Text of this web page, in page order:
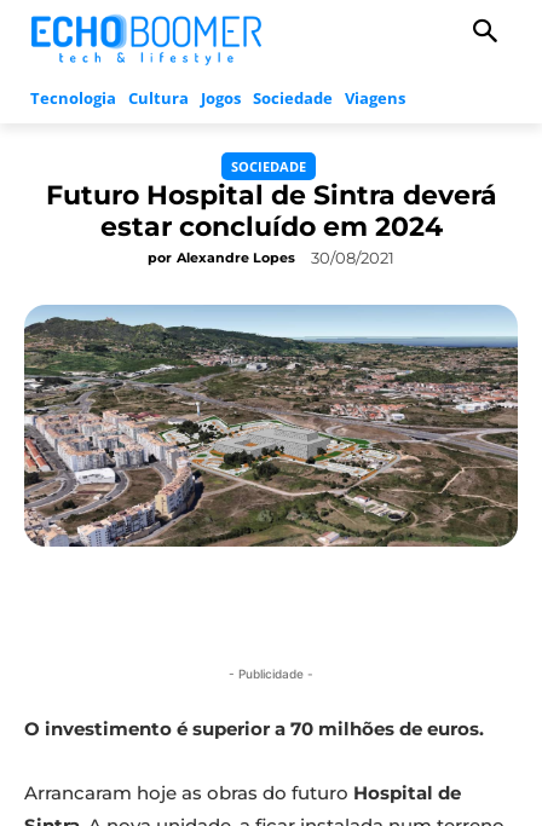
Tecnologia Cultura Jogos Sociedade Viagens
SOCIEDADE
Futuro Hospital de Sintra deverá
estar concluído em 2024
por Alexandre Lopes 30/08/2021
- Publicidade -
O investimento é superior a 70 milhões de euros.
Arrancaram hoje as obras do futuro Hospital de